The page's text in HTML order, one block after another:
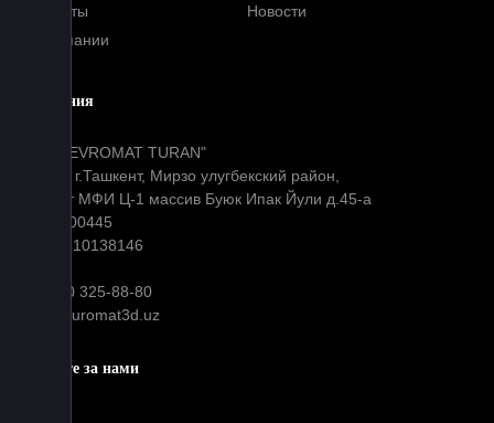
Контакты
Новости
О компании
Компания
ООО "EVROMAT TURAN"
Адрес: г.Ташкент, Мирзо улугбекский район,
Окибат МФИ Ц-1 массив Буюк Ипак Йули д.45-а
МФО: 00445
ИНН: 310138146
+99890 325-88-80
info@euromat3d.uz
Следите за нами